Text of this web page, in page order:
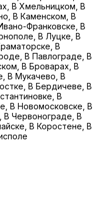
В Хмельницком, В
В Каменском, В
Франковске, В
В Луцке, В
В
В Павлограде, В
В Броварах, В
В Мукачево, В
В Бердичеве, В
В
В Новомосковске, В
В Червонограде, В
В Коростене, В